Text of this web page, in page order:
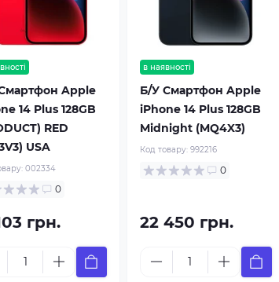
Apple
14 Plus 128GB
RED
USA
002334
0
грн.
в наявності
Б/У Смартфон Apple
iPhone 14 Plus 128GB
Midnight (MQ4X3)
Код товару: 992216
0
22 450 грн.